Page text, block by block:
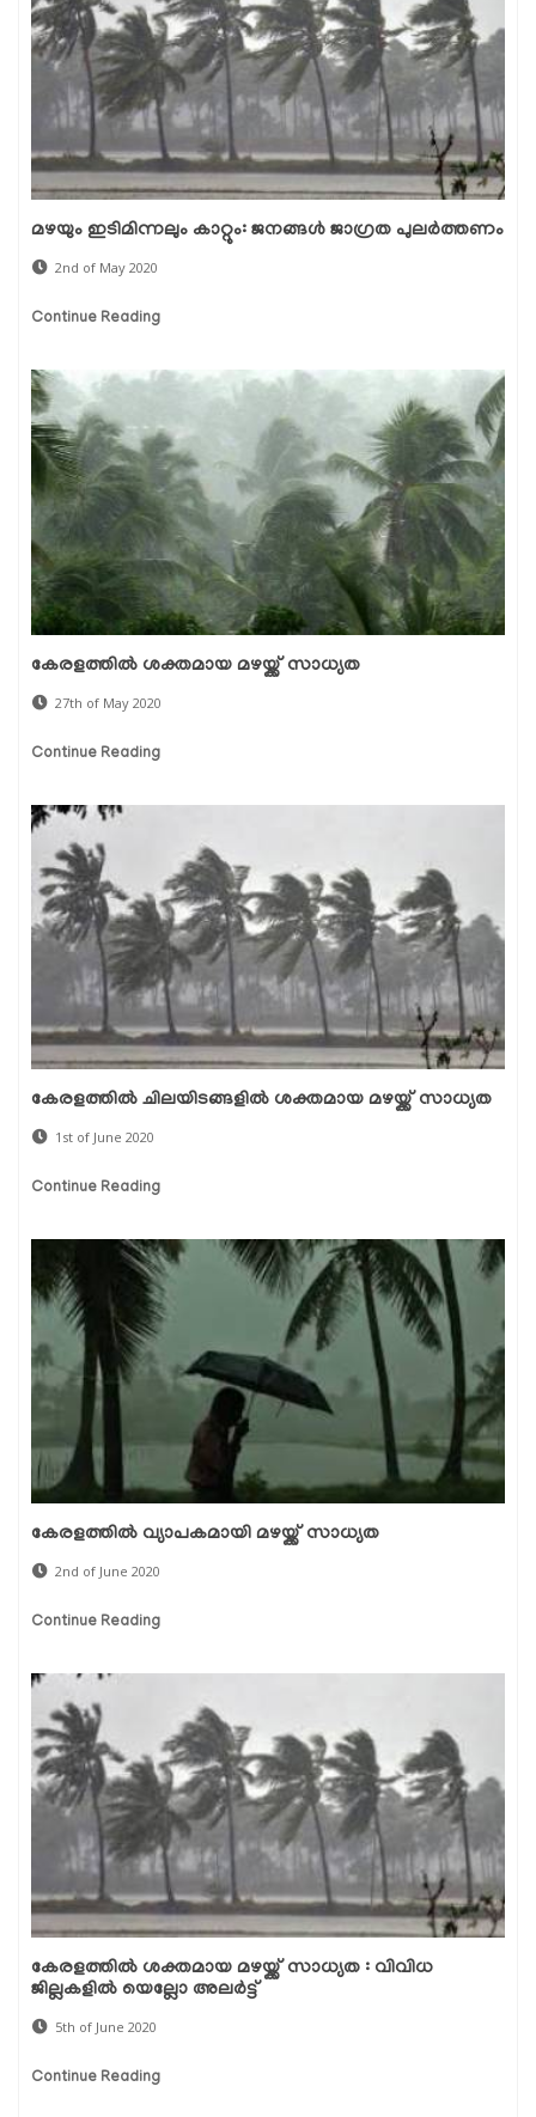
മഴയും ഇടിമിന്നലും കാറ്റും: ജനങ്ങള്‍ ജാഗ്രത പുലര്‍ത്തണം
2nd of May 2020
Continue Reading
കേരളത്തില്‍ ശക്തമായ മഴയ്ക്ക് സാധ്യത
27th of May 2020
Continue Reading
കേരളത്തിൽ ചിലയിടങ്ങളിൽ ശക്തമായ മഴയ്ക്ക് സാധ്യത
1st of June 2020
Continue Reading
കേരളത്തില്‍ വ്യാപകമായി മഴയ്ക്ക് സാധ്യത
2nd of June 2020
Continue Reading
കേരളത്തില്‍ ശക്തമായ മഴയ്ക്ക് സാധ്യത : വിവിധ
ജില്ലകളില്‍ യെല്ലോ അലർട്ട്
5th of June 2020
Continue Reading